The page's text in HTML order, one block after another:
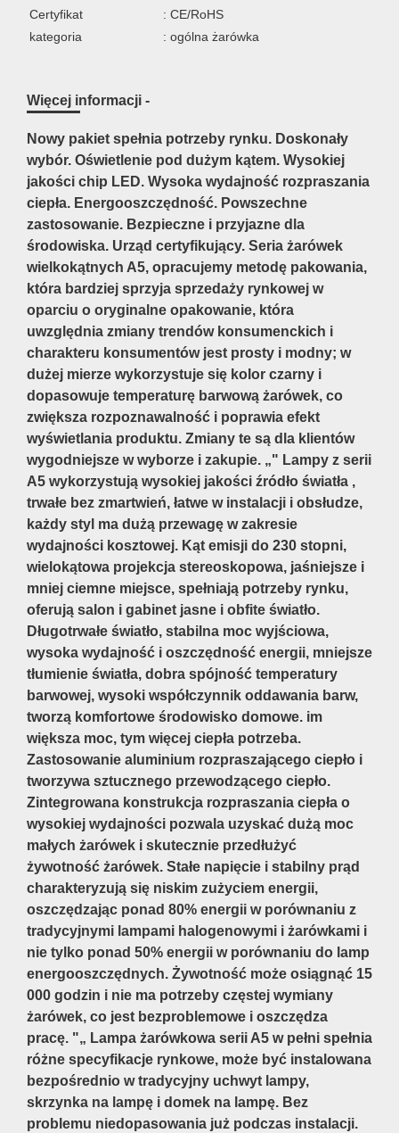
Certyfikat
: CE/RoHS
kategoria
: ogólna żarówka
Więcej informacji -
Nowy pakiet spełnia potrzeby rynku. Doskonały
wybór. Oświetlenie pod dużym kątem. Wysokiej
jakości chip LED. Wysoka wydajność rozpraszania
ciepła. Energooszczędność. Powszechne
zastosowanie. Bezpieczne i przyjazne dla
środowiska. Urząd certyfikujący. Seria żarówek
wielkokątnych A5, opracujemy metodę pakowania,
która bardziej sprzyja sprzedaży rynkowej w
oparciu o oryginalne opakowanie, która
uwzględnia zmiany trendów konsumenckich i
charakteru konsumentów jest prosty i modny; w
dużej mierze wykorzystuje się kolor czarny i
dopasowuje temperaturę barwową żarówek, co
zwiększa rozpoznawalność i poprawia efekt
wyświetlania produktu. Zmiany te są dla klientów
wygodniejsze w wyborze i zakupie. „" Lampy z serii
A5 wykorzystują wysokiej jakości źródło światła ,
trwałe bez zmartwień, łatwe w instalacji i obsłudze,
każdy styl ma dużą przewagę w zakresie
wydajności kosztowej. Kąt emisji do 230 stopni,
wielokątowa projekcja stereoskopowa, jaśniejsze i
mniej ciemne miejsce, spełniają potrzeby rynku,
oferują salon i gabinet jasne i obfite światło.
Długotrwałe światło, stabilna moc wyjściowa,
wysoka wydajność i oszczędność energii, mniejsze
tłumienie światła, dobra spójność temperatury
barwowej, wysoki współczynnik oddawania barw,
tworzą komfortowe środowisko domowe. im
większa moc, tym więcej ciepła potrzeba.
Zastosowanie aluminium rozpraszającego ciepło i
tworzywa sztucznego przewodzącego ciepło.
Zintegrowana konstrukcja rozpraszania ciepła o
wysokiej wydajności pozwala uzyskać dużą moc
małych żarówek i skutecznie przedłużyć
żywotność żarówek. Stałe napięcie i stabilny prąd
charakteryzują się niskim zużyciem energii,
oszczędzając ponad 80% energii w porównaniu z
tradycyjnymi lampami halogenowymi i żarówkami i
nie tylko ponad 50% energii w porównaniu do lamp
energooszczędnych. Żywotność może osiągnąć 15
000 godzin i nie ma potrzeby częstej wymiany
żarówek, co jest bezproblemowe i oszczędza
pracę. "„ Lampa żarówkowa serii A5 w pełni spełnia
różne specyfikacje rynkowe, może być instalowana
bezpośrednio w tradycyjny uchwyt lampy,
skrzynka na lampę i domek na lampę. Bez
problemu niedopasowania już podczas instalacji.